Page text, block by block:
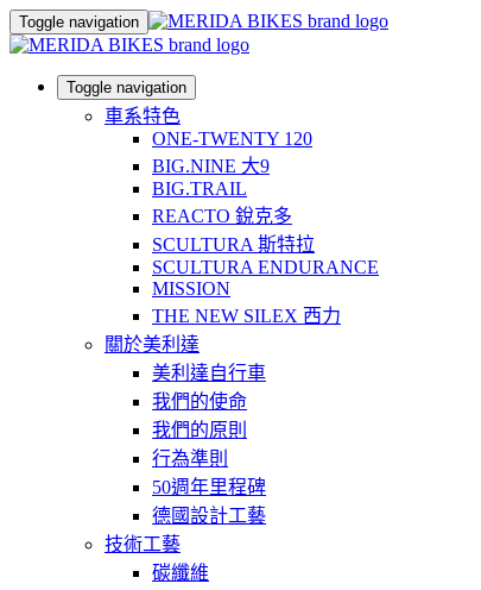
Toggle navigation
Toggle navigation
車系特色
ONE-TWENTY 120
BIG.NINE 大9
BIG.TRAIL
REACTO 銳克多
SCULTURA 斯特拉
SCULTURA ENDURANCE
MISSION
THE NEW SILEX 西力
關於美利達
美利達自行車
我們的使命
我們的原則
行為準則
50週年里程碑
德國設計工藝
技術工藝
碳纖維